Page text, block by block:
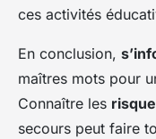
ces activités
En conclusion,
maîtres mots pour
Connaître les
secours peut faire